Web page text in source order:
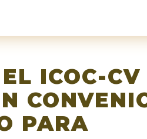
ICOC-CV
PARA